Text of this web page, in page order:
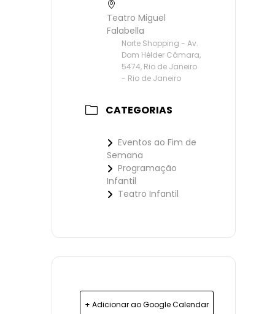
Teatro Miguel
Falabella
Norte Shopping - Av.
Dom Hélder Câmara,
5474, Rio de Janeiro
- Rio de Janeiro
CATEGORIAS
Eventos ao Fim de
Semana
Programação
Infantil
Teatro Infantil
+ Adicionar ao Google Calendar